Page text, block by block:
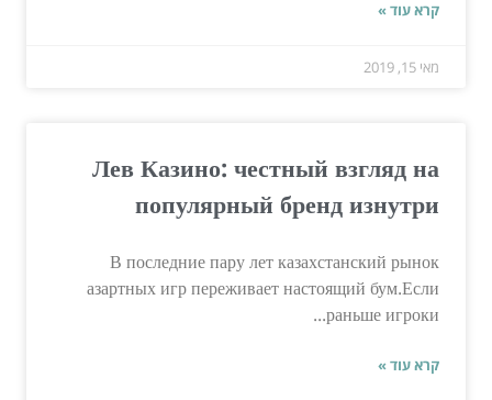
קרא עוד »
מאי 15, 2019
Лев Казино: честный взгляд на
популярный бренд изнутри
В последние пару лет казахстанский рынок
азартных игр переживает настоящий бум.Если
раньше игроки...
קרא עוד »